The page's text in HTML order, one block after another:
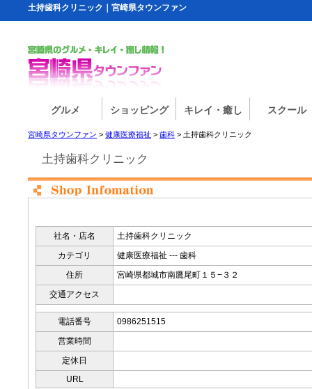
土持歯科クリニック｜宮崎県タウンファン
グルメ ショッピング キレイ・癒し スクール
宮崎県タウンファン > 健康医療福祉 > 歯科 > 土持歯科クリニック
土持歯科クリニック
社名・店名
土持歯科クリニック
カテゴリ
健康医療福祉 --- 歯科
住所
宮崎県都城市南鷹尾町１５−３２
交通アクセス
電話番号
0986251515
営業時間
定休日
URL